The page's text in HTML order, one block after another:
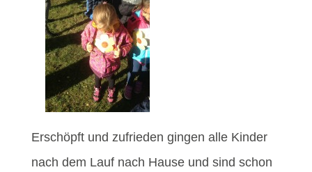
Erschöpft und zufrieden gingen alle Kinder
nach dem Lauf nach Hause und sind schon